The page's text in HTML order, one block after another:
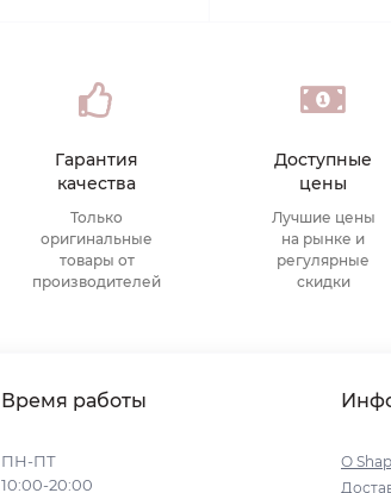
Гарантия
качества
Только
оригинальные
товары от
производителей
Доступные
цены
Лучшие цены
на рынке и
регулярные
скидки
Время работы
ПН-ПТ
10:00-20:00
О